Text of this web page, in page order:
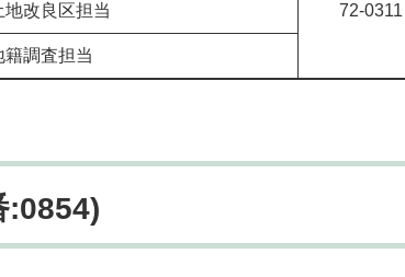
72-0311
地改良区担当
籍調査担当
:0854)